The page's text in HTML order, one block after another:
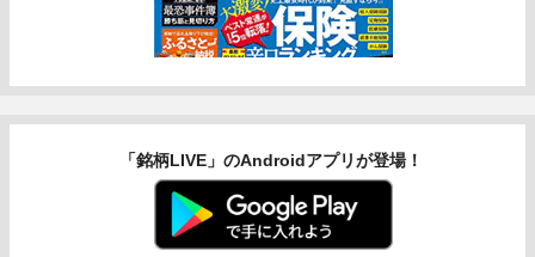
「銘柄LIVE」のAndroidアプリが登場！